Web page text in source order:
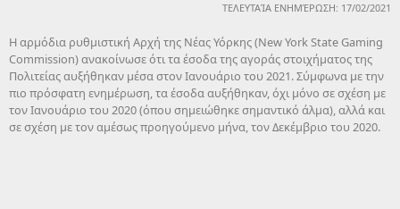
ΤΕΛΕΥΤΑΊΑ ΕΝΗΜΈΡΩΣΗ: 17/02/2021
Η αρμόδια ρυθμιστική Αρχή της Νέας Υόρκης (New York State Gaming
Commission) ανακοίνωσε ότι τα έσοδα της αγοράς στοιχήματος της
Πολιτείας αυξήθηκαν μέσα στον Ιανουάριο του 2021. Σύμφωνα με την
πιο πρόσφατη ενημέρωση, τα έσοδα αυξήθηκαν, όχι μόνο σε σχέση με
τον Ιανουάριο του 2020 (όπου σημειώθηκε σημαντικό άλμα), αλλά και
σε σχέση με τον αμέσως προηγούμενο μήνα, τον Δεκέμβριο του 2020.